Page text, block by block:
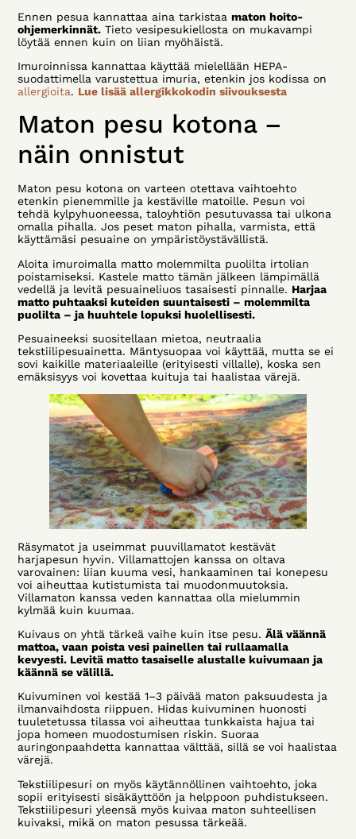
Ennen pesua kannattaa aina tarkistaamaton hoito-
ohjemerkinnät. Tieto vesipesukiellosta on mukavampi
löytää ennen kuin on liian myöhäistä.
Imuroinnissa kannattaa käyttää mielellään HEPA-
suodattimella varustettua imuria, etenkin jos kodissa on
allergioita. Lue lisää allergikkokodin siivouksesta
Maton pesu kotona –
näin onnistut
Maton pesu kotona on varteen otettava vaihtoehto
etenkin pienemmille ja kestäville matoille. Pesun voi
tehdä kylpyhuoneessa, taloyhtiön pesutuvassa tai ulkona
omalla pihalla. Jos peset maton pihalla, varmista, että
käyttämäsi pesuaine on ympäristöystävällistä.
Aloita imuroimalla matto molemmilta puolilta irtolian
poistamiseksi. Kastele matto tämän jälkeen lämpimällä
vedellä ja levitä pesuaineliuos tasaisesti pinnalle. Harjaa
matto puhtaaksi kuteiden suuntaisesti – molemmilta
puolilta – ja huuhtele lopuksi huolellisesti.
Pesuaineeksi suositellaan mietoa, neutraalia
tekstiilipesuainetta. Mäntysuopaa voi käyttää, mutta se ei
sovi kaikille materiaaleille (erityisesti villalle), koska sen
emäksisyys voi kovettaa kuituja tai haalistaa värejä.
Räsymatot ja useimmat puuvillamatot kestävät
harjapesun hyvin. Villamattojen kanssa on oltava
varovainen: liian kuuma vesi, hankaaminen tai konepesu
voi aiheuttaa kutistumista tai muodonmuutoksia.
Villamaton kanssa veden kannattaa olla mielummin
kylmää kuin kuumaa.
Kuivaus on yhtä tärkeä vaihe kuin itse pesu.Älä väännä
mattoa, vaan poista vesi painellen tai rullaamalla
kevyesti. Levitä matto tasaiselle alustalle kuivumaan ja
käännä se välillä.
Kuivuminen voi kestää 1–3 päivää maton paksuudesta ja
ilmanvaihdosta riippuen. Hidas kuivuminen huonosti
tuuletetussa tilassa voi aiheuttaa tunkkaista hajua tai
jopa homeen muodostumisen riskin. Suoraa
auringonpaahdetta kannattaa välttää, sillä se voi haalistaa
värejä.
Tekstiilipesuri on myös käytännöllinen vaihtoehto, joka
sopii erityisesti sisäkäyttöön ja helppoon puhdistukseen.
Tekstiilipesuri yleensä myös kuivaa maton suhteellisen
kuivaksi, mikä on maton pesussa tärkeää.